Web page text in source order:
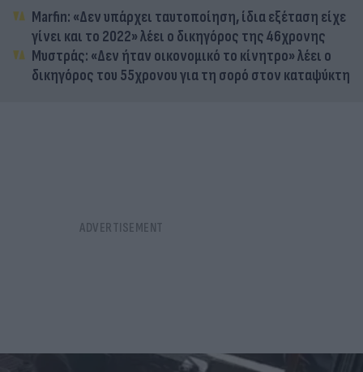
Marfin: «Δεν υπάρχει ταυτοποίηση, ίδια εξέταση είχε
γίνει και το 2022» λέει ο δικηγόρος της 46χρονης
Μυστράς: «Δεν ήταν οικονομικό το κίνητρο» λέει ο
δικηγόρος του 55χρονου για τη σορό στον καταψύκτη